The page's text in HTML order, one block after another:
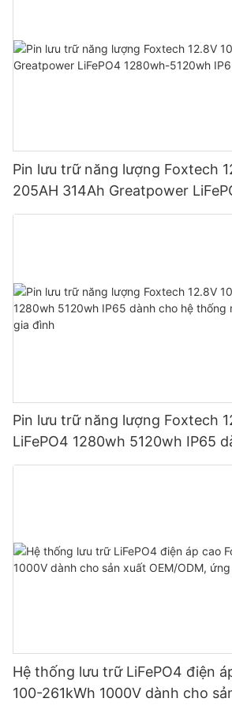
Pin lưu trữ năng lượng Foxtech
205AH 314Ah Greatpower
5120wh IP65
Pin lưu trữ năng lượng Foxtech
LiFePO4 1280wh 5120wh IP65
thống năng lượng mặt trời gia
Hệ thống lưu trữ LiFePO4 điện
100-261kWh 1000V dành cho